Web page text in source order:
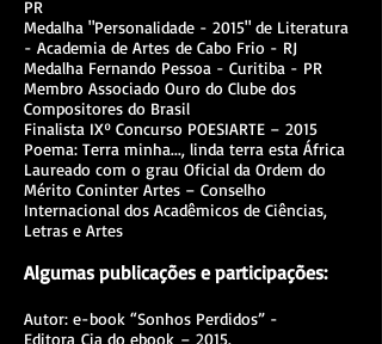
PR
Medalha "Personalidade - 2015" de Literatura
- Academia de Artes de Cabo Frio - RJ
Medalha Fernando Pessoa - Curitiba - PR
Membro Associado Ouro do Clube dos
Compositores do Brasil
Finalista IXº Concurso POESIARTE – 2015
Poema: Terra minha..., linda terra esta África
Laureado com o grau Oficial da Ordem do
Mérito Coninter Artes – Conselho
Internacional dos Acadêmicos de Ciências,
Letras e Artes
Algumas publicações e participações:
Autor: e-book “Sonhos Perdidos” -
Editora Cia do ebook – 2015.